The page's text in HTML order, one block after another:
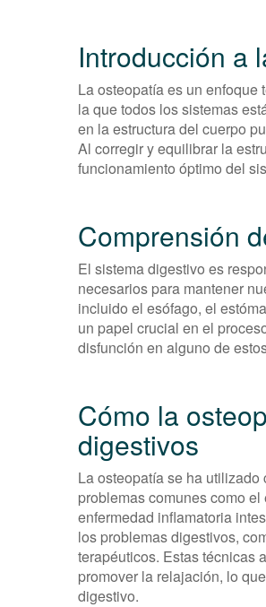
Introducción a
La osteopatía es un
la que todos los sistemas
en la estructura del cuerpo
Al corregir y equilibrar la
funcionamiento óptimo del
Comprensión
El sistema digestivo es
necesarios para mantener
incluido el esófago, el
un papel crucial en el
disfunción en alguno de
Cómo la
digestivos
La osteopatía se ha
problemas comunes como
enfermedad inflamatoria
los problemas digestivos,
terapéuticos. Estas técnicas
promover la relajación, lo
digestivo.